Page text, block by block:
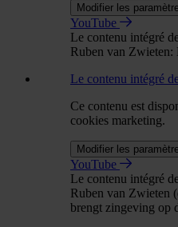
Modifier les
YouTube
Le contenu intégré
Ruben van Zwieten:
Le contenu intégré
Ce contenu est
cookies marketing.
Modifier les
YouTube
Le contenu intégré
Ruben van Zwieten
brengt zingeving op